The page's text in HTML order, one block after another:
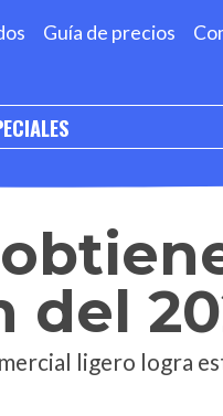
Guía de precios
del
ligero logra